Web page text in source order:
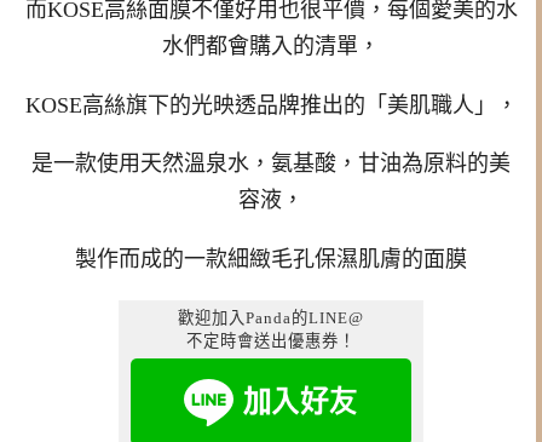
而KOSE高絲面膜不僅好用也很平價，每個愛美的水
水們都會購入的清單，
KOSE高絲旗下的光映透品牌推出的「美肌職人」，
是一款使用天然溫泉水，氨基酸，甘油為原料的美
容液，
製作而成的一款細緻毛孔保濕肌膚的面膜
歡迎加入Panda的LINE@
不定時會送出優惠券！